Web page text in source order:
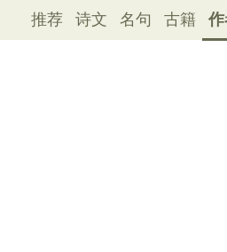
推荐 诗文 名句 古籍